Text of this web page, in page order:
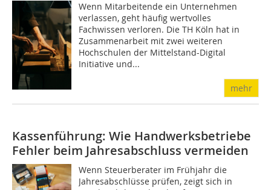
Wenn Mitarbeitende ein Unternehmen
verlassen, geht häufig wertvolles
Fachwissen verloren. Die TH Köln hat in
Zusammenarbeit mit zwei weiteren
Hochschulen der Mittelstand-Digital
Initiative und...
mehr
Kassenführung: Wie Handwerksbetriebe
Fehler beim Jahresabschluss vermeiden
Wenn Steuerberater im Frühjahr die
Jahresabschlüsse prüfen, zeigt sich in